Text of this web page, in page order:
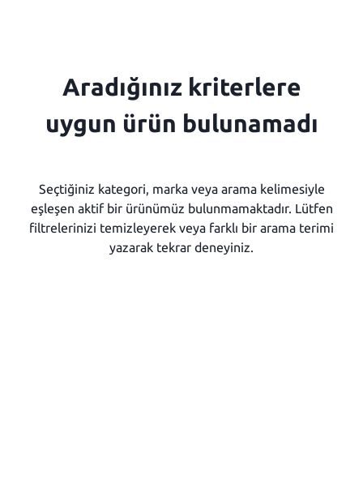
Aradığınız kriterlere
uygun ürün bulunamadı
Seçtiğiniz kategori, marka veya arama kelimesiyle
eşleşen aktif bir ürünümüz bulunmamaktadır. Lütfen
filtrelerinizi temizleyerek veya farklı bir arama terimi
yazarak tekrar deneyiniz.